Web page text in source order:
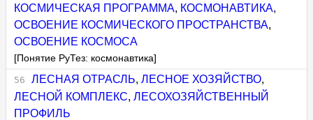
КОСМИЧЕСКАЯ ПРОГРАММА, КОСМОНАВТИКА,
ОСВОЕНИЕ КОСМИЧЕСКОГО ПРОСТРАНСТВА,
ОСВОЕНИЕ КОСМОСА
[Понятие РуТез: космонавтика]
ЛЕСНАЯ ОТРАСЛЬ, ЛЕСНОЕ ХОЗЯЙСТВО,
ЛЕСНОЙ КОМПЛЕКС,ЛЕСОХОЗЯЙСТВЕННЫЙ
ПРОФИЛЬ